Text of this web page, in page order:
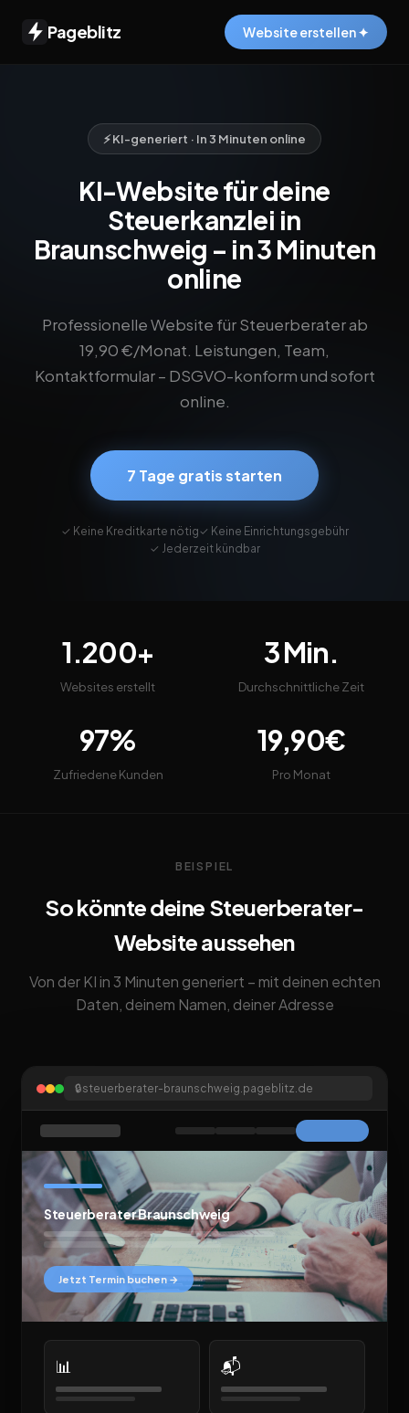
Pageblitz Website erstellen ✦
⚡ KI-generiert · In 3 Minuten online
KI-Website für deine
Steuerkanzlei in
Braunschweig – in 3 Minuten
online
Professionelle Website für Steuerberater ab
19,90 €/Monat. Leistungen, Team,
Kontaktformular – DSGVO-konform und sofort
online.
7 Tage gratis starten
✓ Keine Kreditkarte nötig✓ Keine Einrichtungsgebühr
✓ Jederzeit kündbar
1.200+
Websites erstellt
3 Min.
Durchschnittliche Zeit
97%
Zufriedene Kunden
19,90€
Pro Monat
BEISPIEL
So könnte deine Steuerberater-
Website aussehen
Von der KI in 3 Minuten generiert – mit deinen echten
Daten, deinem Namen, deiner Adresse
🔒steuerberater-braunschweig.pageblitz.de
Steuerberater Braunschweig
Jetzt Termin buchen →
📊 📬